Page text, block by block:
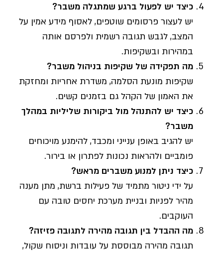
כיצד יש לפעול ברגע שמתגלה משבר?
יש לעצור פרסומים שוטפים, לאסוף מידע אמין על
המצב, לגבש תגובה רשמית ולפרסם אותה
במהירות ובשקיפות.
מה תפקידה של שקיפות בניהול משבר?
שקיפות מונעת הסלמה, משדרת אחריות ומחזקת
את האמון של הקהל גם בזמנים קשים.
כיצד יש להתנהל מול ביקורות שליליות במהלך
משבר?
יש להגיב באופן ענייני ומכבד, להימנע מויכוחים
פומביים ולהראות נכונות לפתרון או בירור.
כיצד ניתן למנוע משברים מראש?
על ידי ניטור מתמיד של פעילות ברשת, מתן מענה
מהיר לפניות ובניית מערכת יחסים טובה עם
העוקבים.
מה ההבדל בין תגובה מהירה לתגובה פזיזה?
תגובה מהירה מבוססת על עובדות וניסוח שקול,